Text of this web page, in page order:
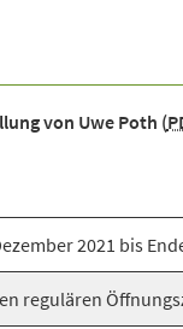
von Uwe Poth
2021 bis
regulären